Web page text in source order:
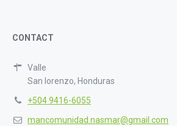
CONTACT
Valle
San lorenzo, Honduras
+504 9416-6055
mancomunidad.nasmar@gmail.com